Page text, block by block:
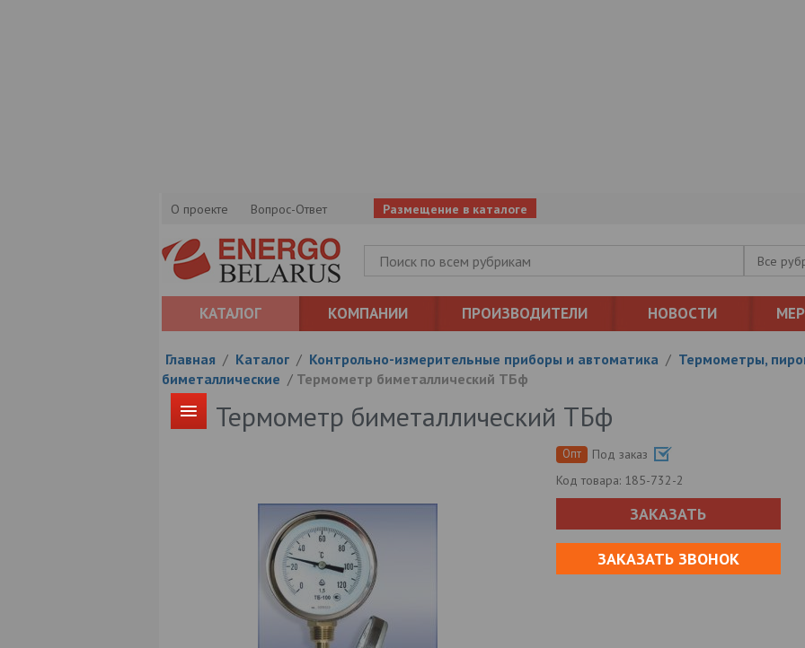
О проекте Вопрос-Ответ Размещение в каталоге
Все
КАТАЛОГ КОМПАНИИ ПРОИЗВОДИТЕЛИ НОВОСТИ
Главная / Каталог / Контрольно-измерительные приборы и автоматика / Термометры,
биметаллические / Термометр биметаллический ТБф
Термометр биметаллический ТБф
Опт
Под заказ
Код товара: 185-732-2
ЗАКАЗАТЬ
ЗАКАЗАТЬ ЗВОНОК